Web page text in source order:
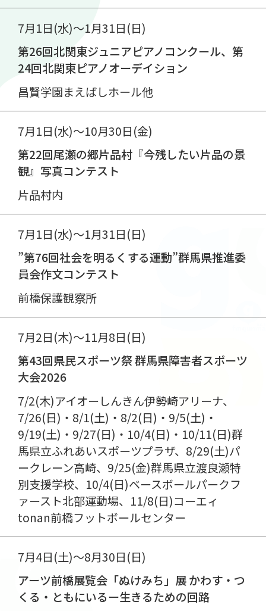
7月1日(水)～1月31日(日)
第26回北関東ジュニアピアノコンクール、第
24回北関東ピアノオーデイション
昌賢学園まえばしホール他
7月1日(水)～10月30日(金)
第22回尾瀬の郷片品村『今残したい片品の景
観』写真コンテスト
片品村内
7月1日(水)～1月31日(日)
”第76回社会を明るくする運動”群馬県推進委
員会作文コンテスト
前橋保護観察所
7月2日(木)～11月8日(日)
第43回県民スポーツ祭 群馬県障害者スポーツ
大会2026
7/2(木)アイオーしんきん伊勢崎アリーナ、
7/26(日)・8/1(土)・8/2(日)・9/5(土)・
9/19(土)・9/27(日)・10/4(日)・10/11(日)群
馬県立ふれあいスポーツプラザ、8/29(土)パ
ークレーン高崎、9/25(金)群馬県立渡良瀬特
別支援学校、10/4(日)ベースボールパークフ
ァースト北部運動場、11/8(日)コーエィ
tonan前橋フットボールセンター
7月4日(土)～8月30日(日)
アーツ前橋展覧会「ぬけみち」展 かわす・つ
くる・ともにいるー生きるための回路